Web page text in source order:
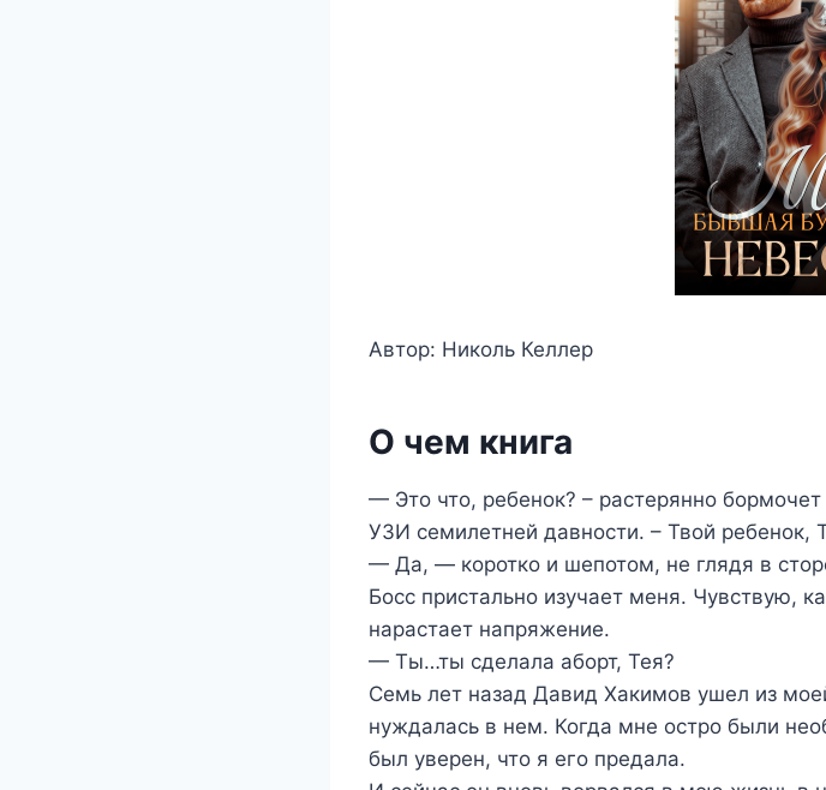
Автор: Николь Келлер
О чем книга
— Это что, ребенок? – растерянно
УЗИ семилетней давности. – Твой ребенок,
— Да, — коротко и шепотом, не глядя в
Босс пристально изучает меня. Чувствую,
нарастает напряжение.
— Ты…ты сделала аборт, Тея?
Семь лет назад Давид Хакимов ушел из
нуждалась в нем. Когда мне остро были
был уверен, что я его предала.